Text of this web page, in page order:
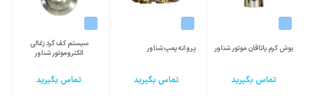
بوش کرم یاتاقان موتور شناور
تماس بگیرید
پروانه پمپ شناور
تماس بگیرید
سیستم کف گرد زغالی
الکتروموتور شناور
تماس بگیرید